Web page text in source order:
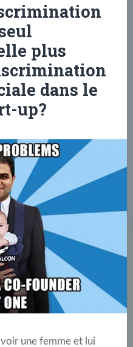
plus
dans le
up?
une femme et lui